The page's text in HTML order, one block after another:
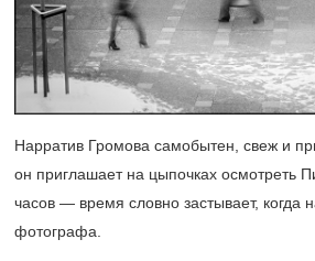
Нарратив Громова самобытен, свеж и
он приглашает на цыпочках осмотреть
часов — время словно застывает, когда
фотографа.